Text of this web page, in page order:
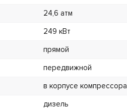
24,6 атм
249 кВт
прямой
передвижной
в корпусе компрессора
дизель